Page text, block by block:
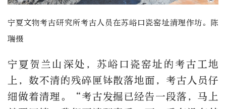
宁夏文物考古研究所考古人员在苏峪口瓷窑址清理作坊。陈
瑞摄
宁夏贺兰山深处，苏峪口瓷窑址的考古工地
上，数不清的残碎匣钵散落地面，考古人员仔
细做着清理。“考古发掘已经告一段落，马上